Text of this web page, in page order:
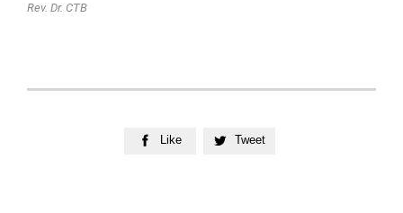
Rev. Dr. CTB
 Like  Tweet